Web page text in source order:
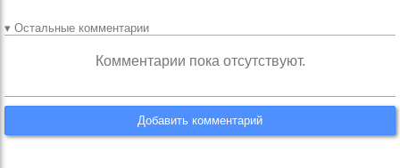
▾ Остальные комментарии
Комментарии пока отсутствуют.
Добавить комментарий